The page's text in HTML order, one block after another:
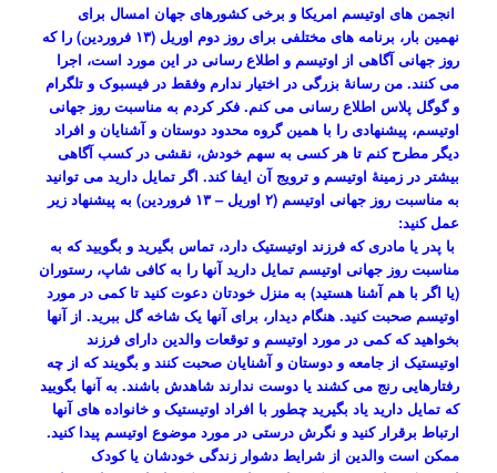
انجمن های اوتیسم امریکا و برخی کشورهای جهان امسال برای
نهمین بار، برنامه های مختلفی برای روز دوم اوریل (۱۳ فروردین) را که
روز جهانی آگاهی از اوتیسم و اطلاع رسانی در این مورد است، اجرا
می کنند. من رسانۀ بزرگی در اختیار ندارم وفقط در فیسبوک و تلگرام
و گوگل پلاس اطلاع رسانی می کنم. فکر کردم به مناسبت روز جهانی
اوتیسم، پیشنهادی را با همین گروه محدود دوستان و آشنایان و افراد
دیگر مطرح کنم تا هر کسی به سهم خودش، نقشی در کسب آگاهی
بیشتر در زمینۀ اوتیسم و ترویج آن ایفا کند. اگر تمایل دارید می توانید
به مناسبت روز جهانی اوتیسم (۲ اوریل – ۱۳ فروردین) به پیشنهاد زیر
عمل کنید:
با پدر یا مادری که فرزند اوتیستیک دارد، تماس بگیرید و بگویید که به
مناسبت روز جهانی اوتیسم تمایل دارید آنها را به کافی شاپ، رستوران
(یا اگر با هم آشنا هستید) به منزل خودتان دعوت کنید تا کمی در مورد
اوتیسم صحبت کنید. هنگام دیدار، برای آنها یک شاخه گل ببرید. از آنها
بخواهید که کمی در مورد اوتیسم و توقعات والدین دارای فرزند
اوتیستیک از جامعه و دوستان و آشنایان صحبت کنند و بگویند که از چه
رفتارهایی رنج می کشند یا دوست ندارند شاهدش باشند. به آنها بگویید
که تمایل دارید یاد بگیرید چطور با افراد اوتیستیک و خانواده های آنها
ارتباط برقرار کنید و نگرش درستی در مورد موضوع اوتیسم پیدا کنید.
ممکن است والدین از شرایط دشوار زندگی خودشان یا کودک